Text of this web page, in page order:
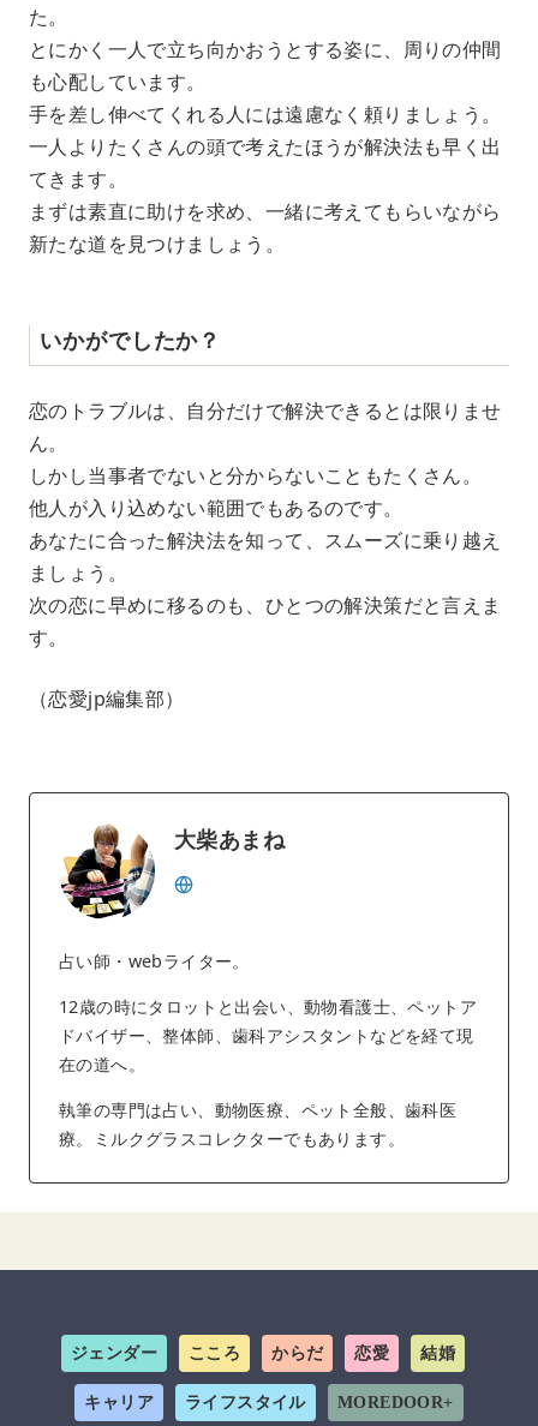
た。
とにかく一人で立ち向かおうとする姿に、周りの仲間
も心配しています。
手を差し伸べてくれる人には遠慮なく頼りましょう。
一人よりたくさんの頭で考えたほうが解決法も早く出
てきます。
まずは素直に助けを求め、一緒に考えてもらいながら
新たな道を見つけましょう。
いかがでしたか？
恋のトラブルは、自分だけで解決できるとは限りませ
ん。
しかし当事者でないと分からないこともたくさん。
他人が入り込めない範囲でもあるのです。
あなたに合った解決法を知って、スムーズに乗り越え
ましょう。
次の恋に早めに移るのも、ひとつの解決策だと言えま
す。
（恋愛jp編集部）
大柴あまね
占い師・webライター。
12歳の時にタロットと出会い、動物看護士、ペットア
ドバイザー、整体師、歯科アシスタントなどを経て現
在の道へ。
執筆の専門は占い、動物医療、ペット全般、歯科医
療。ミルクグラスコレクターでもあります。
ジェンダー こころ からだ 恋愛 結婚
キャリア ライフスタイル MOREDOOR+